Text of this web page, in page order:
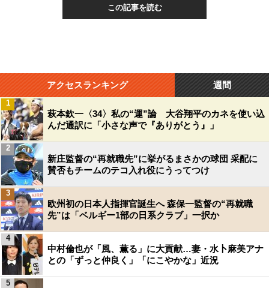
この記事を読む
アクセスランキング 週間
萩本欽一〈34〉私の“運”論 大谷翔平のカネを使い込
んだ通訳に「小さな声で『ありがとう』」
1
新庄監督の“再就職先”に挙がるまさかの球団 采配に
賛否もチームのテコ入れ役にうってつけ
2
欧州初の日本人指揮官誕生へ 森保一監督の“再就職
先”は「ベルギー1部の日系クラブ」一択か
3
中村倫也が「風、薫る」に大貢献…妻・水卜麻美アナ
との「ずっと仲良く」「にこやかな」近況
4
5